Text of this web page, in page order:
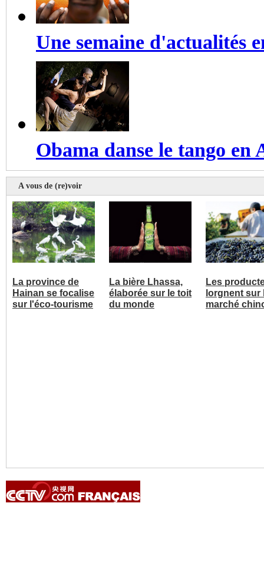
Une semaine d'actualités
Obama danse le tango en
A vous de (re)voir
La province de
Hainan se focalise
sur l'éco-tourisme
La bière Lhassa,
élaborée sur le toit
du monde
Les
lorgnent sur
marché